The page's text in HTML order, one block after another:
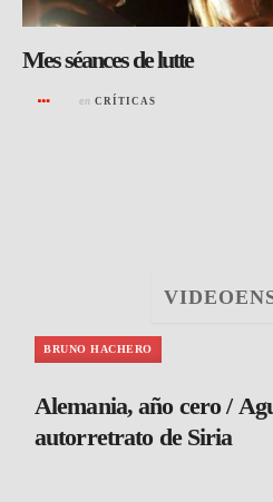
Mes séances de lutte
en CRÍTICAS
BRUNO HACHERO
Alemania, año cero /
autorretrato de Siria